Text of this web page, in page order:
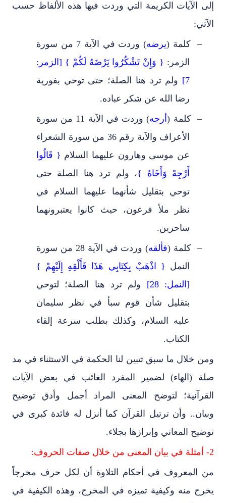
إلى الآيات الكريمة التي وردت فيها هذه الألفاظ حسب
الآتي:
–
كلمة (يرضه
) وردت في الآية 7 من سورة
الزمر: { وَإِنْ تَشْكُرُوا يَرْضَهُ لَكُمْ } [الزمر:
7]
ولم ترد هنا الصلة؛ حتى توحي بفورية
رضا الله عن شكر عباده.
–
كلمة (أرجه
) وردت في الآية 11 من سورة
الأعراف والآية رقم 36 من سورة الشعراء
عن موسى وهارون عليهما السلام { قَالُوا
أَرْجِهْ وَأَخَاهُ }، ولم ترد هنا الصلة حتى
توحي بتقليل شأنهما عليهما السلام في
نظر ملأ فرعون، حيث كانوا يعتبرونهما
ساحرين.
–
كلمة (فألقه
) وردت في الآية 28 من سورة
النمل { اذْهَبْ بِكِتَابِي هَذَا فَأَلْقِهِ إِلَيْهِمْ }
[النمل: 28]
ولم ترد هنا الصلة؛ لتوحي
بتقليل شأن قوم سبأ في نظر سليمان
عليه السلام، وكذلك بطلب سرعة إلقاء
الكتاب.
ومن خلال ما سبق تتبين لنا الحكمة في الاستثناء في مد
صلة (الهاء) لضمير المفرد الغائب في بعض الآيات
القرآنية؛ لتوضح المعنى المراد أجمل وأدق توضيح
وبيان.. وأن ترتيل القرآن كما أنزل له فائدة كبرى في
توضيح المعاني وإبرازها بجلاء.
2- أمثلة في بيان المعنى من خلال صفات الحروف:
من المعروف في أحكام التلاوة أن لكل حرف مخرجاً
يخرج منه وكيفية تميزه في المخرج، وهذه الكيفية في